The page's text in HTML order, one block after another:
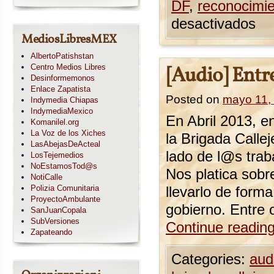
DF,
desactivados
[Audio]
Posted on mayo 11,
En Abril 2013,
la Brigada
lado de l@s
Nos platica
llevarlo de
gobierno. Entre
Continue
Categories:
MediosLibresMEX
AlbertoPatishstan
Centro Medios Libres
Desinformemonos
Enlace Zapatista
Indymedia Chiapas
IndymediaMexico
Komanilel.org
La Voz de los Xiches
LasAbejasDeActeal
LosTejemedios
NoEstamosTod@s
NotiCalle
Polizia Comunitaria
ProyectoAmbulante
SanJuanCopala
SubVersiones
Zapateando